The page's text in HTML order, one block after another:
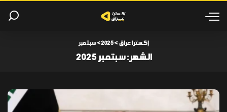
إكسترا عراق >
2025
>سبتمبر
الشهر:سبتمبر 2025